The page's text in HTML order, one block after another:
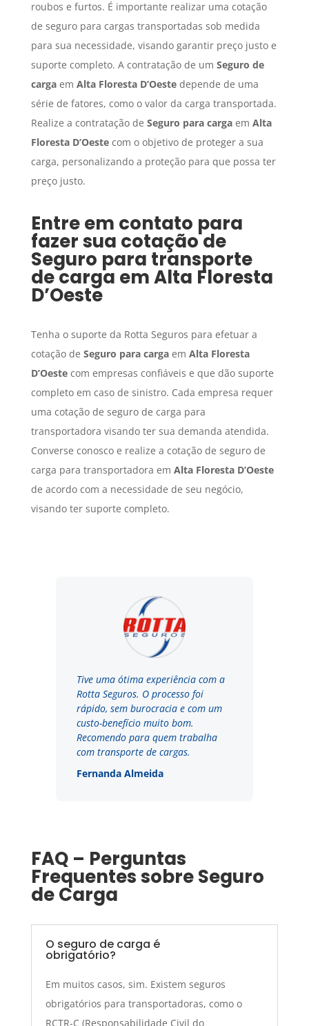
roubos e furtos. É importante realizar uma cotação
de seguro para cargas transportadas sob medida
para sua necessidade, visando garantir preço justo e
suporte completo. A contratação de um Seguro de
cargaem Alta Floresta D’Oestedepende de uma
série de fatores, como o valor da carga transportada.
Realize a contratação de Seguro para cargaem Alta
Floresta D’Oestecom o objetivo de proteger a sua
carga, personalizando a proteção para que possa ter
preço justo.
Entre em contato para
fazer sua cotação de
Seguro para transporte
de carga emAlta Floresta
D’Oeste
Tenha o suporte da Rotta Seguros para efetuar a
cotação de Seguro para cargaem Alta Floresta
D’Oestecom empresas confiáveis e que dão suporte
completo em caso de sinistro. Cada empresa requer
uma cotação de seguro de carga para
transportadora visando ter sua demanda atendida.
Converse conosco e realize a cotação de seguro de
carga para transportadora em Alta Floresta D’Oeste
de acordo com a necessidade de seu negócio,
visando ter suporte completo.
Tive uma ótima experiência com a
Rotta Seguros. O processo foi
rápido, sem burocracia e com um
custo-benefício muito bom.
Recomendo para quem trabalha
com transporte de cargas.
Fernanda Almeida
FAQ – Perguntas
Frequentes sobre Seguro
de Carga
O seguro de carga é
obrigatório?
Em muitos casos, sim. Existem seguros
obrigatórios para transportadoras, como o
RCTR-C (Responsabilidade Civil do